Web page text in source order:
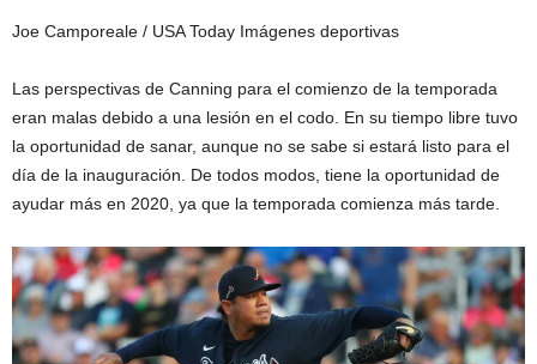
Joe Camporeale / USA Today Imágenes deportivas
Las perspectivas de Canning para el comienzo de la temporada
eran malas debido a una lesión en el codo. En su tiempo libre tuvo
la oportunidad de sanar, aunque no se sabe si estará listo para el
día de la inauguración. De todos modos, tiene la oportunidad de
ayudar más en 2020, ya que la temporada comienza más tarde.